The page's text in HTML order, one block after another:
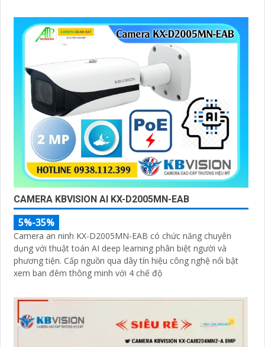
CAMERA KBVISION AI KX-D2005MN-EAB
5%-35%
Camera an ninh KX-D2005MN-EAB có chức năng chuyên
dụng với thuật toán AI deep learning phân biệt người và
phương tiện. Cấp nguồn qua dây tín hiệu công nghệ nổi bật
xem ban đêm thông minh với 4 chế độ